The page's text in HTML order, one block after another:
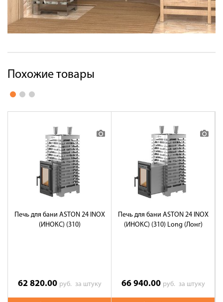
Похожие товары
Печь для бани ASTON 24 INOX
(ИНОКС) (310)
62 820.00 руб. за штуку
Печь для бани ASTON 24 INOX
(ИНОКС) (310) Long (Лонг)
66 940.00 руб. за штуку